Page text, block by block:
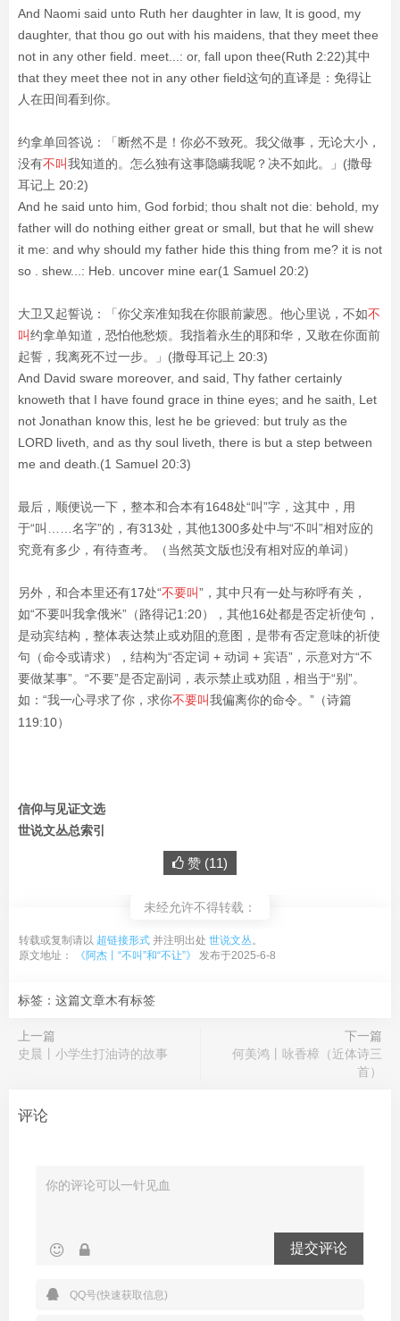
And Naomi said unto Ruth her daughter in law, It is good, my
daughter, that thou go out with his maidens, that they meet thee
not in any other field. meet...: or, fall upon thee(Ruth 2:22)其中
that they meet thee not in any other field这句的直译是：免得让
人在田间看到你。
约拿单回答说：「断然不是！你必不致死。我父做事，无论大小，
没有不叫我知道的。怎么独有这事隐瞒我呢？决不如此。」(撒母
耳记上 20:2)
And he said unto him, God forbid; thou shalt not die: behold, my
father will do nothing either great or small, but that he will shew
it me: and why should my father hide this thing from me? it is not
so . shew...: Heb. uncover mine ear(1 Samuel 20:2)
大卫又起誓说：「你父亲准知我在你眼前蒙恩。他心里说，不如不
叫约拿单知道，恐怕他愁烦。我指着永生的耶和华，又敢在你面前
起誓，我离死不过一步。」(撒母耳记上 20:3)
And David sware moreover, and said, Thy father certainly
knoweth that I have found grace in thine eyes; and he saith, Let
not Jonathan know this, lest he be grieved: but truly as the
LORD liveth, and as thy soul liveth, there is but a step between
me and death.(1 Samuel 20:3)
最后，顺便说一下，整本和合本有1648处“叫”字，这其中，用
于“叫……名字”的，有313处，其他1300多处中与“不叫”相对应的
究竟有多少，有待查考。（当然英文版也没有相对应的单词）
另外，和合本里还有17处“不要叫”，其中只有一处与称呼有关，
如“不要叫我拿俄米”（路得记1:20），其他16处都是否定祈使句，
是动宾结构，整体表达禁止或劝阻的意图，是带有否定意味的祈使
句（命令或请求），结构为“否定词 + 动词 + 宾语”，示意对方“不
要做某事”。“不要”是否定副词，表示禁止或劝阻，相当于“别”。
如：“我一心寻求了你，求你不要叫我偏离你的命令。”（诗篇
119:10）
信仰与见证文选
世说文丛总索引
赞 (11)
未经允许不得转载：
转载或复制请以 超链接形式 并注明出处 世说文丛。
原文地址：
《阿杰丨“不叫”和“不让”》 发布于2025-6-8
标签：这篇文章木有标签
上一篇
史晨丨小学生打油诗的故事
下一篇
何美鸿丨咏香樟（近体诗三
首）
评论
提交评论